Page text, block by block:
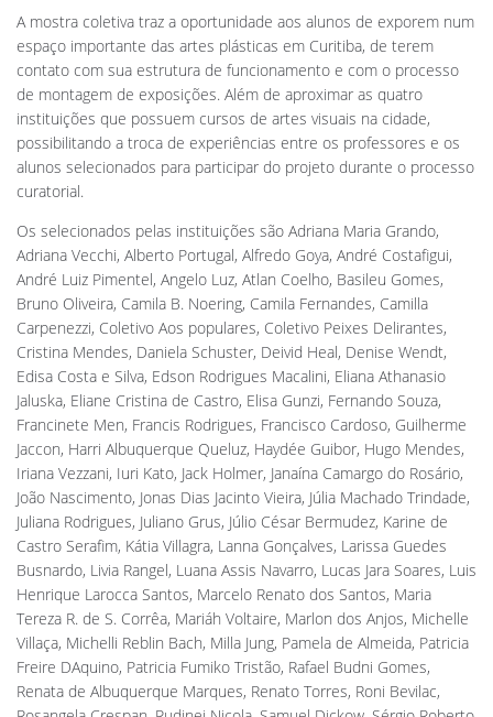
A mostra coletiva traz a oportunidade aos alunos de exporem num
espaço importante das artes plásticas em Curitiba, de terem
contato com sua estrutura de funcionamento e com o processo
de montagem de exposições. Além de aproximar as quatro
instituições que possuem cursos de artes visuais na cidade,
possibilitando a troca de experiências entre os professores e os
alunos selecionados para participar do projeto durante o processo
curatorial.
Os selecionados pelas instituições são Adriana Maria Grando,
Adriana Vecchi, Alberto Portugal, Alfredo Goya, André Costafigui,
André Luiz Pimentel, Angelo Luz, Atlan Coelho, Basileu Gomes,
Bruno Oliveira, Camila B. Noering, Camila Fernandes, Camilla
Carpenezzi, Coletivo Aos populares, Coletivo Peixes Delirantes,
Cristina Mendes, Daniela Schuster, Deivid Heal, Denise Wendt,
Edisa Costa e Silva, Edson Rodrigues Macalini, Eliana Athanasio
Jaluska, Eliane Cristina de Castro, Elisa Gunzi, Fernando Souza,
Francinete Men, Francis Rodrigues, Francisco Cardoso, Guilherme
Jaccon, Harri Albuquerque Queluz, Haydée Guibor, Hugo Mendes,
Iriana Vezzani, Iuri Kato, Jack Holmer, Janaína Camargo do Rosário,
João Nascimento, Jonas Dias Jacinto Vieira, Júlia Machado Trindade,
Juliana Rodrigues, Juliano Grus, Júlio César Bermudez, Karine de
Castro Serafim, Kátia Villagra, Lanna Gonçalves, Larissa Guedes
Busnardo, Livia Rangel, Luana Assis Navarro, Lucas Jara Soares, Luis
Henrique Larocca Santos, Marcelo Renato dos Santos, Maria
Tereza R. de S. Corrêa, Mariáh Voltaire, Marlon dos Anjos, Michelle
Villaça, Michelli Reblin Bach, Milla Jung, Pamela de Almeida, Patricia
Freire DAquino, Patricia Fumiko Tristão, Rafael Budni Gomes,
Renata de Albuquerque Marques, Renato Torres, Roni Bevilac,